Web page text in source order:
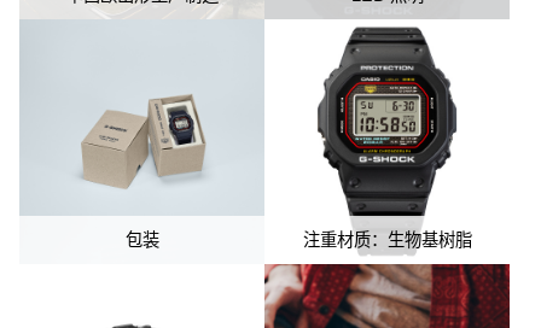
多细节逐一得到了还原。
*实际产品制造中，背盖的logo和文字可能不会与表盘的方向完全一
致，并非产品问题。
*由卡西欧山形工厂生产，向创造初代 G-SHOCK的技术人员致敬：
本款复刻型号由与当时相同的工匠和技术人员制作。
包装 注重材质：生物基树脂